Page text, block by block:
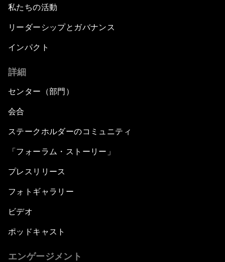
私たちの活動
リーダーシップとガバナンス
インパクト
詳細
センター（部門）
会合
ステークホルダーのコミュニティ
「フォーラム・ストーリー」
プレスリリース
フォトギャラリー
ビデオ
ポッドキャスト
エンゲージメント